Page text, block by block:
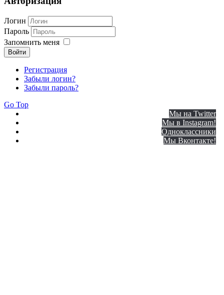
Логин
Пароль
Запомнить меня
Войти
Регистрация
Забыли логин?
Забыли пароль?
Go Top
Мы на Twitter
Мы в Instagram!
Одноклассники
Мы Вконтакте!